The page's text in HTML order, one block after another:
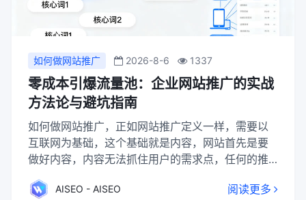
如何做网站推广 2026-8-6 1337
零成本引爆流量池：企业网站推广的实战
方法论与避坑指南
如何做网站推广，正如网站推广定义一样，需要以
互联网为基础，这个基础就是内容，网站首先是要
做好内容，内容无法抓住用户的需求点，任何的推
优质内容为基础，通过免费长期营销与付费短期爆
AISEO - AISEO 阅读更多